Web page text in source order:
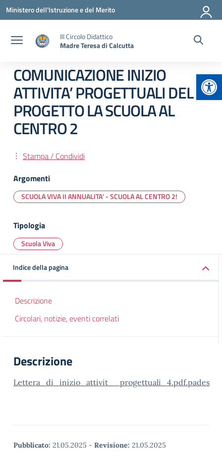
Vai ai contenuti
Vai al menu di navigazione
Vai al footer
Ministero dell'Istruzione e del Merito
III Circolo Didattico
Madre Teresa di Calcutta
COMUNICAZIONE INIZIO
ATTIVITA’ PROGETTUALI DEL
PROGETTO LA SCUOLA AL
CENTRO 2
Stampa / Condividi
Argomenti
SCUOLA VIVA II ANNUALITA' - SCUOLA AL CENTRO 2!
Tipologia
Scuola Viva
Indice della pagina
Descrizione
Circolari, notizie, eventi correlati
Descrizione
Lettera_di_inizio_attivit__progettuali_4.pdf.pades
Pubblicato: 21.05.2025 - Revisione: 21.05.2025